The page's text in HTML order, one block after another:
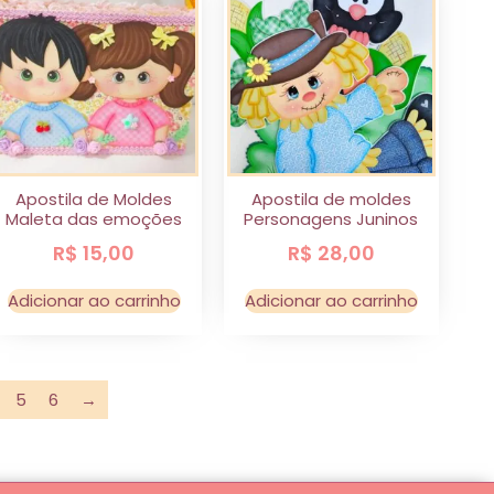
Apostila de Moldes
Maleta das emoções
R$ 15,00
Adicionar ao carrinho
Apostila de moldes
Personagens Juninos
R$ 28,00
Adicionar ao carrinho
5 6 →